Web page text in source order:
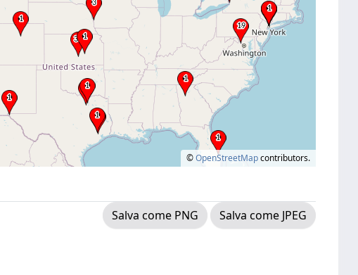
©OpenStreetMapcontributors.
Salva come PNG
Salva come JPEG